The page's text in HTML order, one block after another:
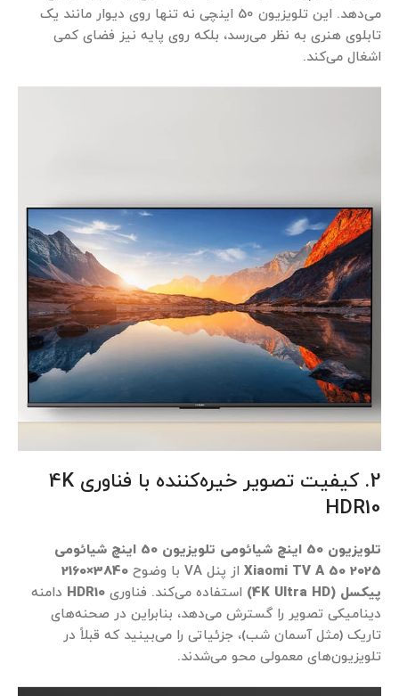
می‌دهد. این تلویزیون 50 اینچی نه تنها روی دیوار مانند یک
تابلوی هنری به نظر می‌رسد، بلکه روی پایه نیز فضای کمی
اشغال می‌کند.
2. کیفیت تصویر خیره‌کننده با فناوری 4K
HDR10
تلویزیون 50 اینچ شیائومی تلویزیون 50 اینچ شیائومی
Xiaomi TV A 50 2025 از پنل VA با وضوح
3840×2160
پیکسل (4K Ultra HD)
استفاده می‌کند. فناوری HDR10 دامنه
دینامیکی تصویر را گسترش می‌دهد، بنابراین در صحنه‌های
تاریک (مثل آسمان شب)، جزئیاتی را می‌بینید که قبلاً در
تلویزیون‌های معمولی محو می‌شدند.